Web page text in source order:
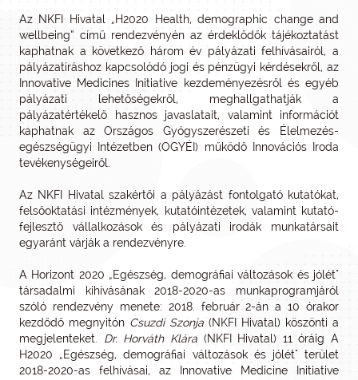
Az NKFI Hivatal „H2020 Health, demographic change and
wellbeing” című rendezvényén az érdeklődők tájékoztatást
kaphatnak a következő három év pályázati felhívásairól, a
pályázatíráshoz kapcsolódó jogi és pénzügyi kérdésekről, az
Innovative Medicines Initiative kezdeményezésről és egyéb
pályázati lehetőségekről, meghallgathatják a
pályázatértékelő hasznos javaslatait, valamint információt
kaphatnak az Országos Gyógyszerészeti és Élelmezés-
egészségügyi Intézetben (OGYÉI) működő Innovációs Iroda
tevékenységeiről.
Az NKFI Hivatal szakértői a pályázást fontolgató kutatókat,
felsőoktatási intézmények, kutatóintézetek, valamint kutató-
fejlesztő vállalkozások és pályázati irodák munkatársait
egyaránt várják a rendezvényre.
A Horizont 2020 „Egészség, demográfiai változások és jólét"
társadalmi kihívásának 2018-2020-as munkaprogramjáról
szóló rendezvény menete: 2018. február 2-án a 10 órakor
kezdődő megnyitón Csuzdi Szonja (NKFI Hivatal) köszönti a
megjelenteket. Dr. Horváth Klára(NKFI Hivatal) 11 óráig A
H2020 „Egészség, demográfiai változások és jólét" terület
2018-2020-as felhívásai, az Innovative Medicine Initiative